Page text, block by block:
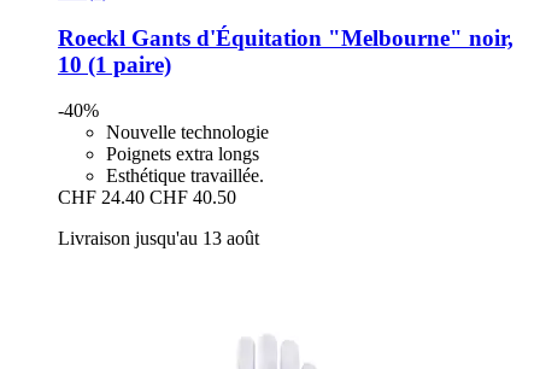
Roeckl Gants d'Équitation "Melbourne" noir,
10 (1 paire)
-40%
Nouvelle technologie
Poignets extra longs
Esthétique travaillée.
CHF 24.40 CHF 40.50
Livraison jusqu'au 13 août